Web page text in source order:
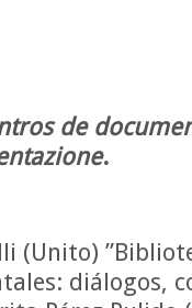
de
.
(Unito)
diálogos,